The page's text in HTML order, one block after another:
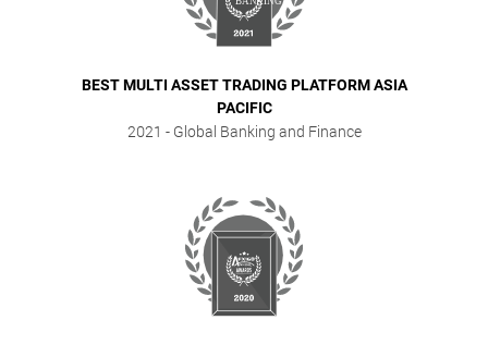
BEST MULTI ASSET TRADING PLATFORM ASIA
PACIFIC
2021 - Global Banking and Finance